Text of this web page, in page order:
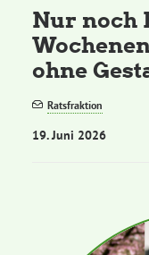
Nur noch
ohne
Ratsfraktion
19. Juni 2026